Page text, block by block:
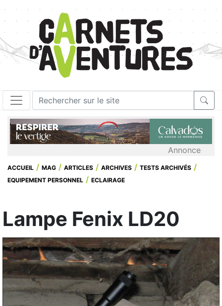
Annonce
ACCUEIL MAG ARTICLES ARCHIVES
TESTS ARCHIVÉS
EQUIPEMENT PERSONNEL
ECLAIRAGE
Lampe Fenix LD20